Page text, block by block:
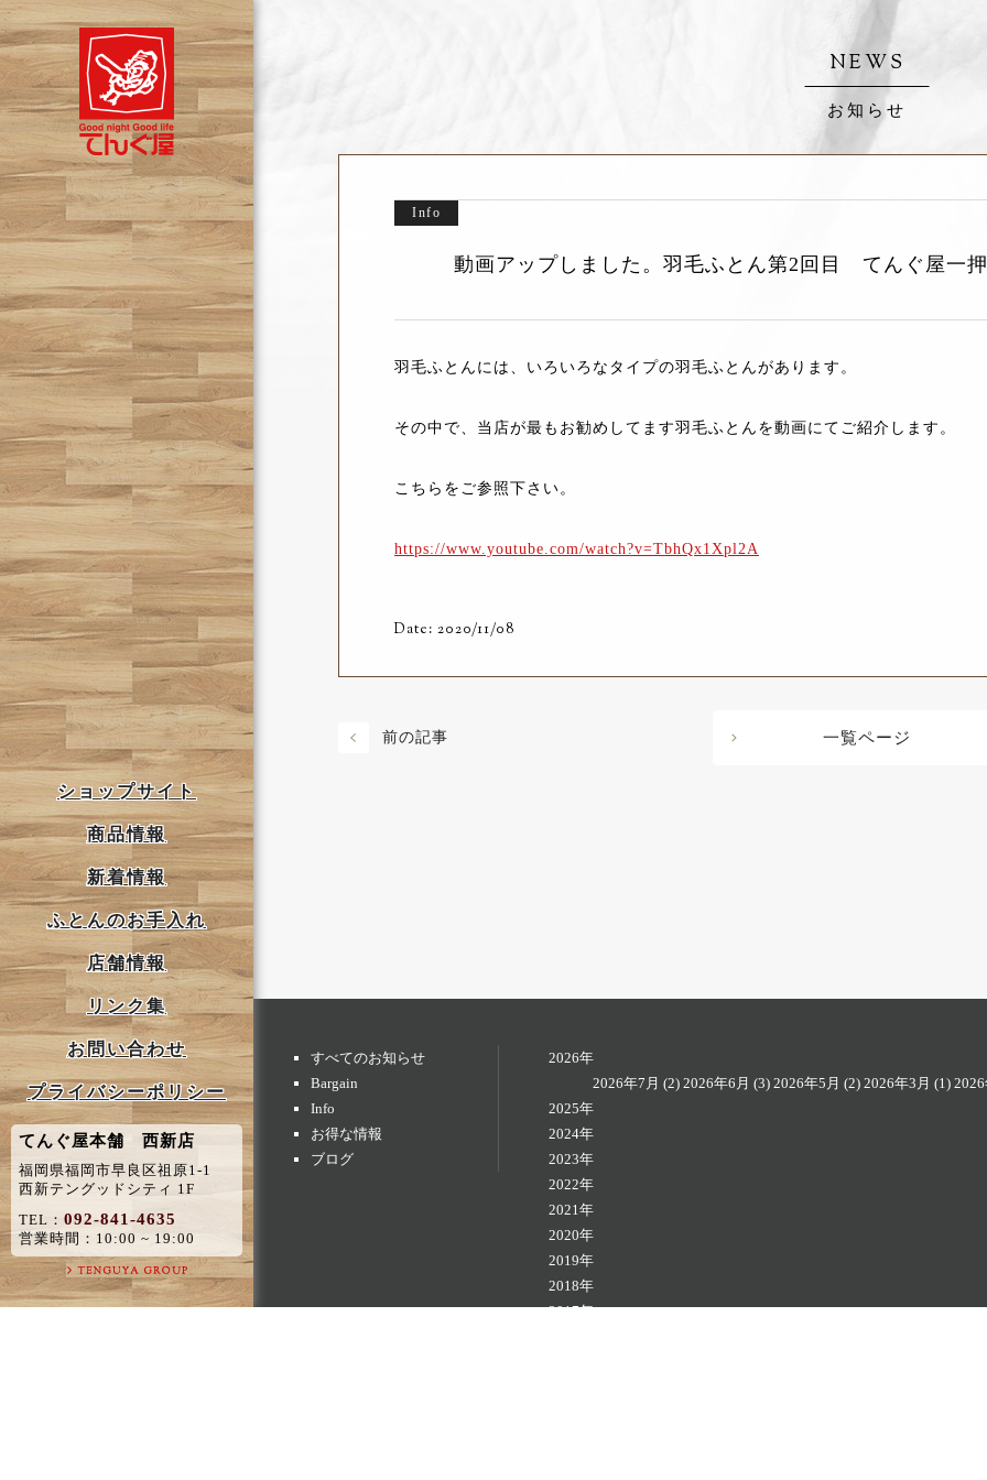
ショップサイト
商品情報
新着情報
ふとんのお手入れ
店舗情報
リンク集
お問い合わせ
プライバシーポリシー
てんぐ屋本舗 西新店
福岡県福岡市早良区祖原1-1
西新テングッドシティ 1F
TEL： 092-841-4635
営業時間：10:00 ~ 19:00
NEWS
お知らせ
動画アップしました。羽毛ふとん第2回目 てんぐ屋一
Info
羽毛ふとんには、いろいろなタイプの羽毛ふとんがあります。
その中で、当店が最もお勧めしてます羽毛ふとんを動画にてご紹介します。
こちらをご参照下さい。
https://www.youtube.com/watch?v=TbhQx1Xpl2A
Date: 2020/11/08
前の記事 一覧ページ
すべてのお知らせ
Bargain
Info
お得な情報
ブログ
2026年
2026年7月 (2) 2026年6月 (3) 2026年5月 (2) 2026年3月 (1)
2025年
2024年
2023年
2022年
2021年
2020年
2019年
2018年
2017年